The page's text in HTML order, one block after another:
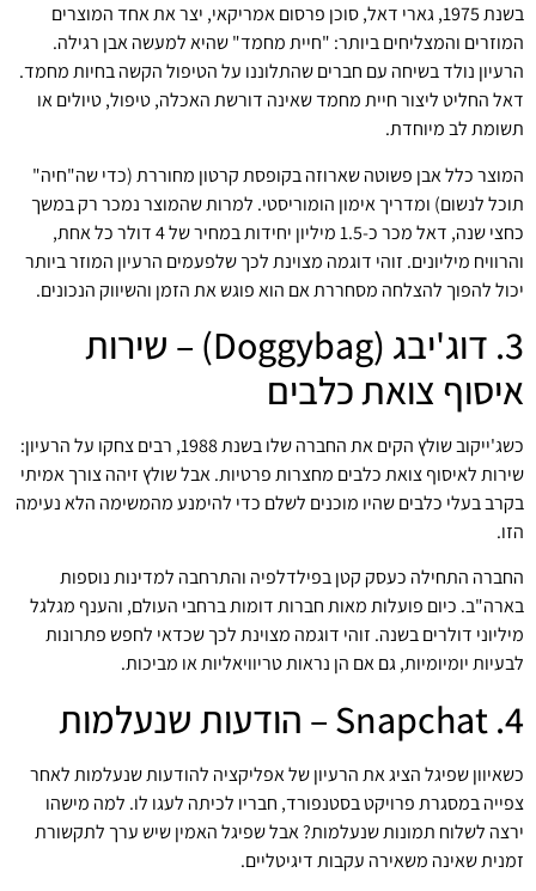
בשנת 1975, גארי דאל, סוכן פרסום אמריקאי, יצר את אחד המוצרים
המוזרים והמצליחים ביותר: "חיית מחמד" שהיא למעשה אבן רגילה.
הרעיון נולד בשיחה עם חברים שהתלוננו על הטיפול הקשה בחיות מחמד.
דאל החליט ליצור חיית מחמד שאינה דורשת האכלה, טיפול, טיולים או
תשומת לב מיוחדת.
המוצר כלל אבן פשוטה שארוזה בקופסת קרטון מחוררת (כדי שה"חיה"
תוכל לנשום) ומדריך אימון הומוריסטי. למרות שהמוצר נמכר רק במשך
כחצי שנה, דאל מכר כ-1.5 מיליון יחידות במחיר של 4 דולר כל אחת,
והרוויח מיליונים. זוהי דוגמה מצוינת לכך שלפעמים הרעיון המוזר ביותר
יכול להפוך להצלחה מסחררת אם הוא פוגש את הזמן והשיווק הנכונים.
3. דוג'יבג (Doggybag) – שירות
איסוף צואת כלבים
כשג'ייקוב שולץ הקים את החברה שלו בשנת 1988, רבים צחקו על הרעיון:
שירות לאיסוף צואת כלבים מחצרות פרטיות. אבל שולץ זיהה צורך אמיתי
בקרב בעלי כלבים שהיו מוכנים לשלם כדי להימנע מהמשימה הלא נעימה
הזו.
החברה התחילה כעסק קטן בפילדלפיה והתרחבה למדינות נוספות
בארה"ב. כיום פועלות מאות חברות דומות ברחבי העולם, והענף מגלגל
מיליוני דולרים בשנה. זוהי דוגמה מצוינת לכך שכדאי לחפש פתרונות
לבעיות יומיומיות, גם אם הן נראות טריוויאליות או מביכות.
4. Snapchat – הודעות שנעלמות
כשאיוון שפיגל הציג את הרעיון של אפליקציה להודעות שנעלמות לאחר
צפייה במסגרת פרויקט בסטנפורד, חבריו לכיתה לעגו לו. למה מישהו
ירצה לשלוח תמונות שנעלמות? אבל שפיגל האמין שיש ערך לתקשורת
זמנית שאינה משאירה עקבות דיגיטליים.